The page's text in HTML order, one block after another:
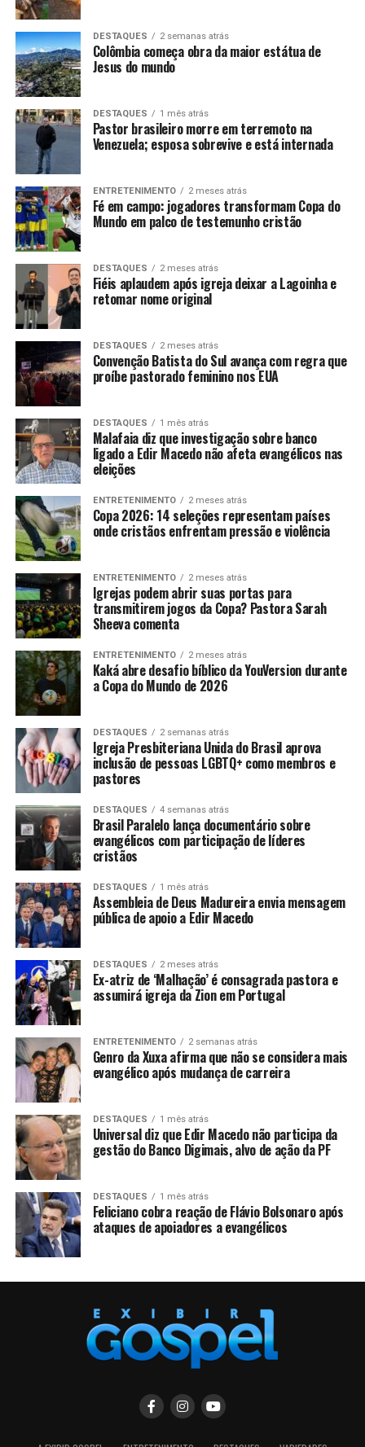
DESTAQUES 2 semanas atrás
Colômbia começa obra da maior estátua de
Jesus do mundo
DESTAQUES 1 mês atrás
Pastor brasileiro morre em terremoto na
Venezuela; esposa sobrevive e está internada
ENTRETENIMENTO 2 meses atrás
Fé em campo: jogadores transformam Copa do
Mundo em palco de testemunho cristão
DESTAQUES 2 meses atrás
Fiéis aplaudem após igreja deixar a Lagoinha e
retomar nome original
DESTAQUES 2 meses atrás
Convenção Batista do Sul avança com regra que
proíbe pastorado feminino nos EUA
DESTAQUES 1 mês atrás
Malafaia diz que investigação sobre banco
ligado a Edir Macedo não afeta evangélicos nas
eleições
ENTRETENIMENTO 2 meses atrás
Copa 2026: 14 seleções representam países
onde cristãos enfrentam pressão e violência
ENTRETENIMENTO 2 meses atrás
Igrejas podem abrir suas portas para
transmitirem jogos da Copa? Pastora Sarah
Sheeva comenta
ENTRETENIMENTO 2 meses atrás
Kaká abre desafio bíblico da YouVersion durante
a Copa do Mundo de 2026
DESTAQUES 2 semanas atrás
Igreja Presbiteriana Unida do Brasil aprova
inclusão de pessoas LGBTQ+ como membros e
pastores
DESTAQUES 4 semanas atrás
Brasil Paralelo lança documentário sobre
evangélicos com participação de líderes
cristãos
DESTAQUES 1 mês atrás
Assembleia de Deus Madureira envia mensagem
pública de apoio a Edir Macedo
DESTAQUES 2 meses atrás
Ex-atriz de ‘Malhação’ é consagrada pastora e
assumirá igreja da Zion em Portugal
ENTRETENIMENTO 2 semanas atrás
Genro da Xuxa afirma que não se considera mais
evangélico após mudança de carreira
DESTAQUES 1 mês atrás
Universal diz que Edir Macedo não participa da
gestão do Banco Digimais, alvo de ação da PF
DESTAQUES 1 mês atrás
Feliciano cobra reação de Flávio Bolsonaro após
ataques de apoiadores a evangélicos